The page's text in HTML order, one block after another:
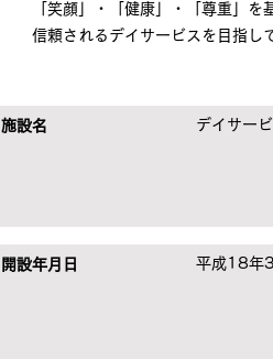
「笑顔」・「健康」・「尊重」
信頼されるデイサービスを目指し
施設名 デイサー
開設年月日 平成18年